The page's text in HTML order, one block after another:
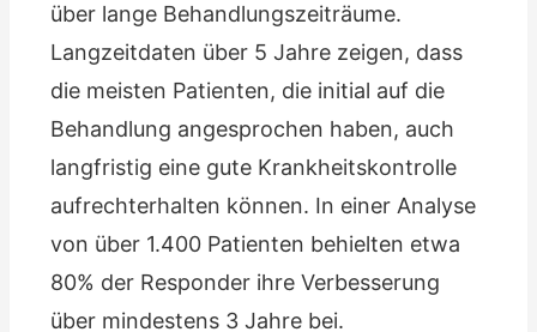
über lange Behandlungszeiträume.
Langzeitdaten über 5 Jahre zeigen, dass
die meisten Patienten, die initial auf die
Behandlung angesprochen haben, auch
langfristig eine gute Krankheitskontrolle
aufrechterhalten können. In einer Analyse
von über 1.400 Patienten behielten etwa
80% der Responder ihre Verbesserung
über mindestens 3 Jahre bei.